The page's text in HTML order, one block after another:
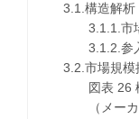
3.1.構造解析
3.1.1.市場
3.1.2.参入プ
3.2.市場規模推
図表 26 構造
（メーカー出